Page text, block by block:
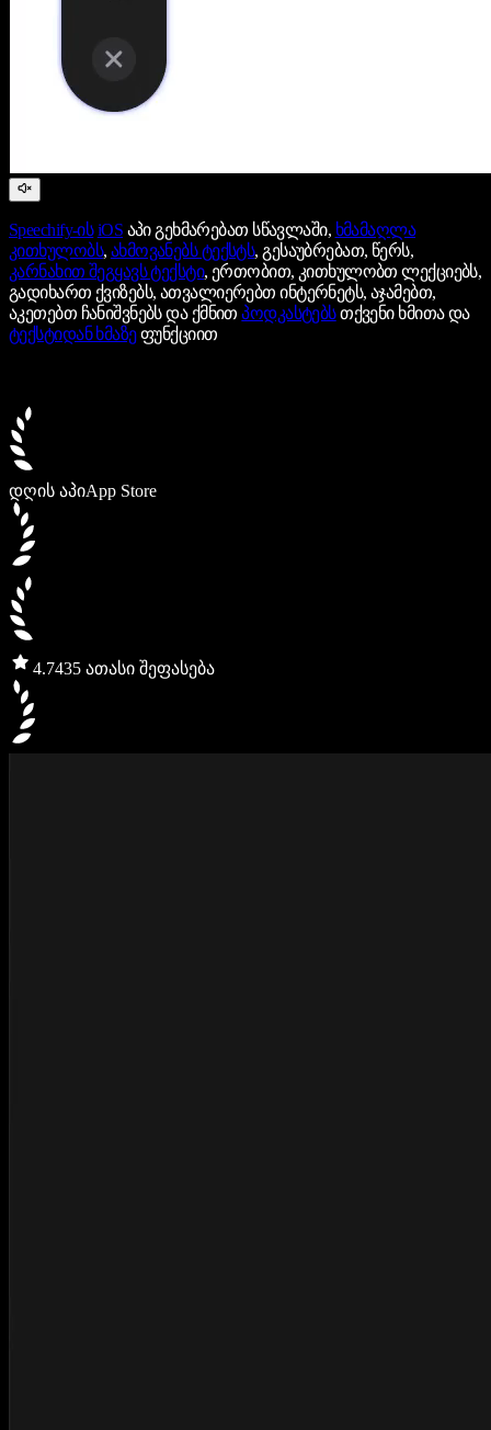
Speechify-ის iOS აპი გეხმარებათ სწავლაში, ხმამაღლა
კითხულობს, ახმოვანებს ტექსტს, გესაუბრებათ, წერს,
კარნახით შეგყავს ტექსტი, ერთობით, კითხულობთ ლექციებს,
გადიხართ ქვიზებს, ათვალიერებთ ინტერნეტს, აჯამებთ,
აკეთებთ ჩანიშვნებს და ქმნითპოდკასტებსთქვენი ხმითა და
ტექსტიდან ხმაზეფუნქციით
დღის აპიApp Store
4.7435 ათასი შეფასება